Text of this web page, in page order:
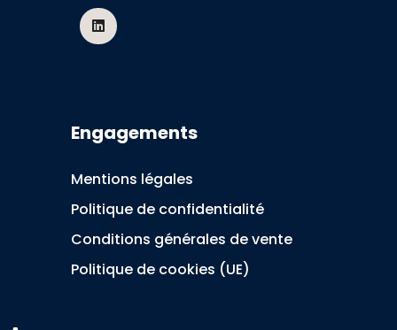
Engagements
Mentions légales
Politique de confidentialité
Conditions générales de vente
Politique de cookies (UE)